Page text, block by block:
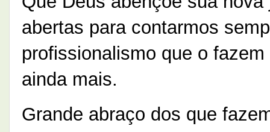
abertas para contarmos
profissionalismo que o
ainda mais.
Grande abraço dos que